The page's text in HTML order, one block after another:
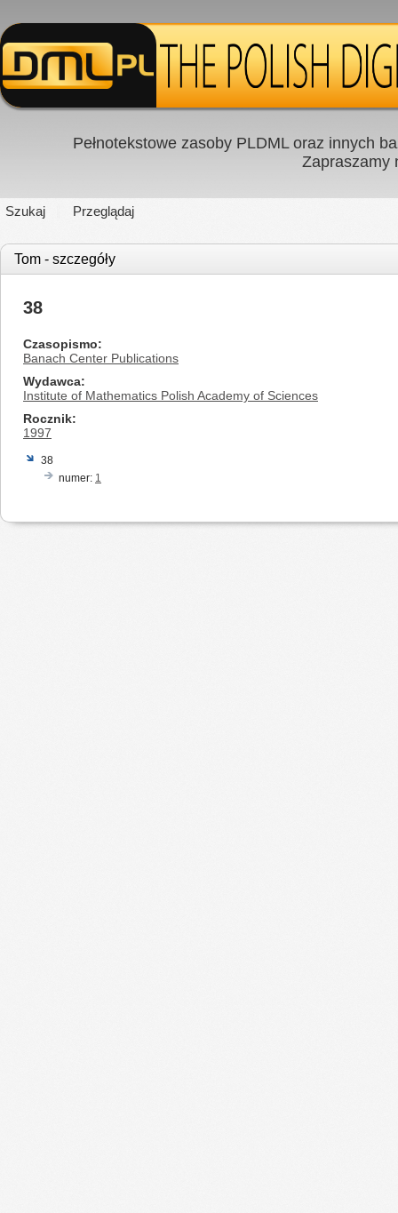
Pełnotekstowe zasoby PLDML oraz innych
Zapraszamy
Szukaj Przeglądaj
Tom - szczegóły
38
Czasopismo
Banach Center Publications
Wydawca
Institute of Mathematics Polish Academy of Sciences
Rocznik
1997
38
numer: 1